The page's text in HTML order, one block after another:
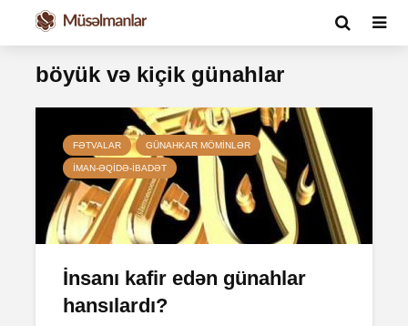
böyük və kiçik günahlar
FƏTVALAR GÜNAHKAR MÖMINLƏR
İMAN-ƏQIDƏ-IBADƏT
İnsanı kafir edən günahlar
hansılardı?